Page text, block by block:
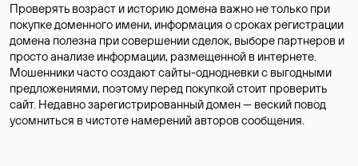
Проверять возраст и историю домена важно не только при
покупке доменного имени, информация о сроках регистрации
домена полезна при совершении сделок, выборе партнеров и
просто анализе информации, размещенной в интернете.
Мошенники часто создают сайты-однодневки с выгодными
предложениями, поэтому перед покупкой стоит проверить
сайт. Недавно зарегистрированный домен — веский повод
усомниться в чистоте намерений авторов сообщения.